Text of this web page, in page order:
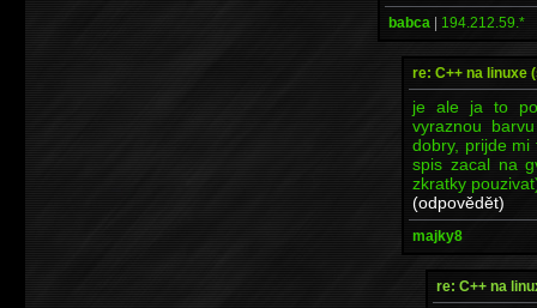
babca | 194.212.59.*
re: C++ na linuxe
je ale ja to
vyraznou
dobry, prijde mi
spis zacal na
zkratky
(odpovědět)
majky8
re: C++ na